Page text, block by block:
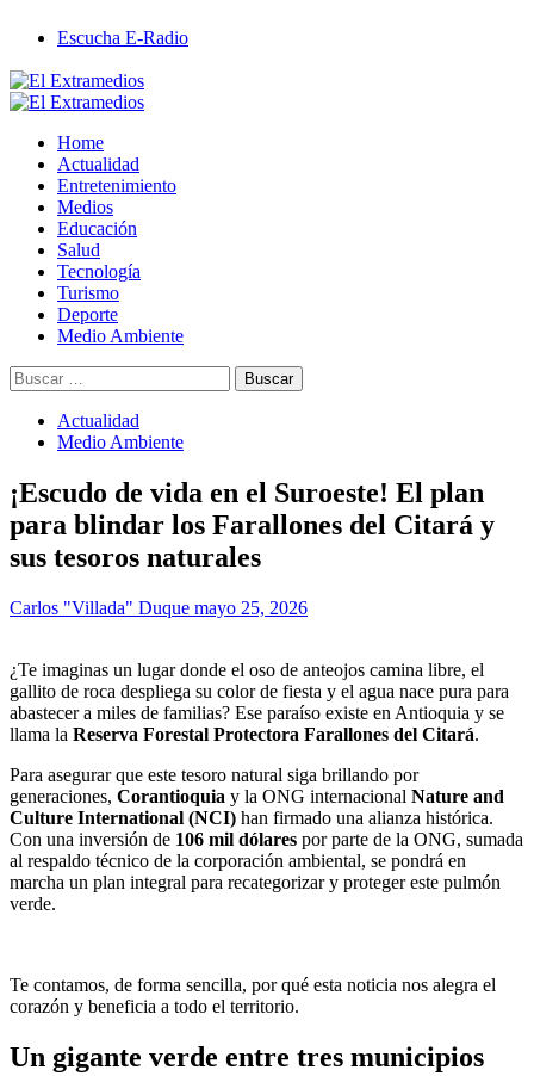
contenido
Escucha E-Radio
Primary
Home
Actualidad
Entretenimiento
Medios
Educación
Salud
Tecnología
Turismo
Deporte
Medio Ambiente
Buscar:
Actualidad
Medio Ambiente
¡Escudo de vida en el Suroeste! El plan
para blindar los Farallones del Citará y
sus tesoros naturales
Carlos "Villada" Duque mayo 25, 2026
¿Te imaginas un lugar donde el oso de anteojos camina libre, el
gallito de roca despliega su color de fiesta y el agua nace pura para
abastecer a miles de familias? Ese paraíso existe en Antioquia y se
llama la Reserva Forestal Protectora Farallones del Citará.
Para asegurar que este tesoro natural siga brillando por
generaciones, Corantioquia y la ONG internacional Nature and
Culture International (NCI) han firmado una alianza histórica.
Con una inversión de 106 mil dólares por parte de la ONG, sumada
al respaldo técnico de la corporación ambiental, se pondrá en
marcha un plan integral para recategorizar y proteger este pulmón
verde.
Te contamos, de forma sencilla, por qué esta noticia nos alegra el
corazón y beneficia a todo el territorio.
Un gigante verde entre tres municipios